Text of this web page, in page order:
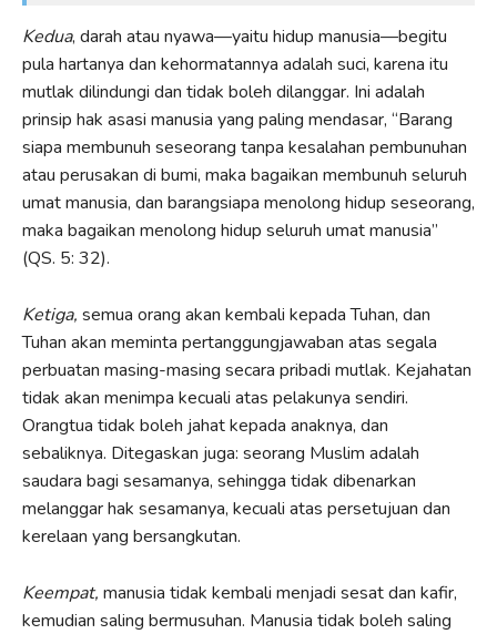
Kedua, darah atau nyawa—yaitu hidup manusia—begitu
pula hartanya dan kehormatannya adalah suci, karena itu
mutlak dilindungi dan tidak boleh dilanggar. Ini adalah
prinsip hak asasi manusia yang paling mendasar, “Barang
siapa membunuh seseorang tanpa kesalahan pembunuhan
atau perusakan di bumi, maka bagaikan membunuh seluruh
umat manusia, dan barangsiapa menolong hidup seseorang,
maka bagaikan menolong hidup seluruh umat manusia”
(QS. 5: 32).
Ketiga, semua orang akan kembali kepada Tuhan, dan
Tuhan akan meminta pertanggungjawaban atas segala
perbuatan masing-masing secara pribadi mutlak. Kejahatan
tidak akan menimpa kecuali atas pelakunya sendiri.
Orangtua tidak boleh jahat kepada anaknya, dan
sebaliknya. Ditegaskan juga: seorang Muslim adalah
saudara bagi sesamanya, sehingga tidak dibenarkan
melanggar hak sesamanya, kecuali atas persetujuan dan
kerelaan yang bersangkutan.
Keempat, manusia tidak kembali menjadi sesat dan kafir,
kemudian saling bermusuhan. Manusia tidak boleh saling